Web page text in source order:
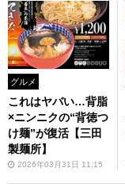
グルメ
これはヤバい…背脂
×ニンニクの“背徳つ
け麺”が復活【三田
製麺所】
2026年03月31日 11:15